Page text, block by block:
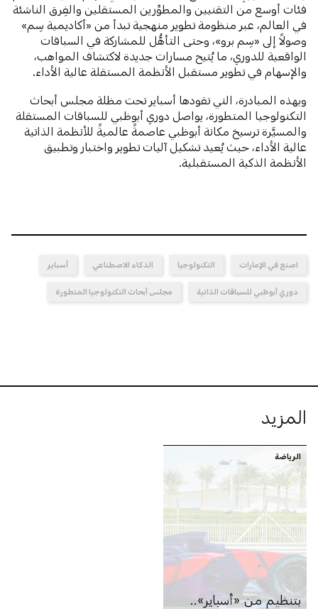
فئات أوسع من التقنيين والمطوِّرين المستقلين والفِرق الناشئة
في العالم، عبر منظومة تطوير منهجية تبدأ من «أكاديمية سِم»
وصولاً إلى «سِم برو»، وحتى التأهُّل للمشاركة في السباقات
الواقعية للدوري، ما يُتيح مسارات جديدة لاكتشاف المواهب،
والإسهام في تطوير مستقبل الأنظمة المستقلة عالية الأداء.
وبهذه المبادرة، التي تقودها أسباير تحت مظلة مجلس أبحاث
التكنولوجيا المتطورة، يواصل دوري أبوظبي للسباقات المستقلة
والمسيَّرة ترسيخ مكانة أبوظبي عاصمةً عالميةً للأنظمة الذاتية
عالية الأداء، حيث يُعيد تشكيل آليات تطوير واختبار وتطبيق
الأنظمة الذكية المستقبلية.
اصنع في الإمارات التكنولوجيا الذكاء الاصطناعي أسباير
دوري أبوظبي للسباقات الذاتية مجلس أبحاث التكنولوجيا المتطورة
المزيد
الرياضة
بتنظيم من «أسباير»..